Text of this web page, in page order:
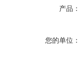
产品：
您的单位：